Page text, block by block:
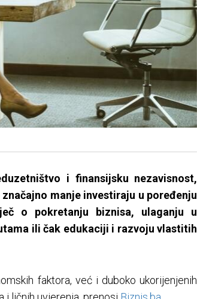
i finansijsku nezavisnost,
manje investiraju u poređenju
o pokretanju biznisa, ulaganju u
ili čak edukaciji i razvoju vlastitih
faktora, već i duboko ukorijenjenih